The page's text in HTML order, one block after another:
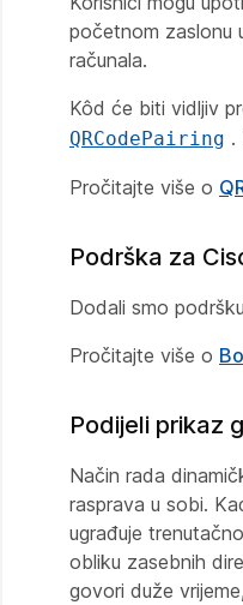
početnom zaslonu
računala.
Kôd će biti vidljiv
QRCodePairing .
Pročitajte više o
Podrška za
Dodali smo
Pročitajte više o
Podijeli prikaz
Način rada
rasprava u sobi.
ugrađuje
obliku zasebnih
govori duže